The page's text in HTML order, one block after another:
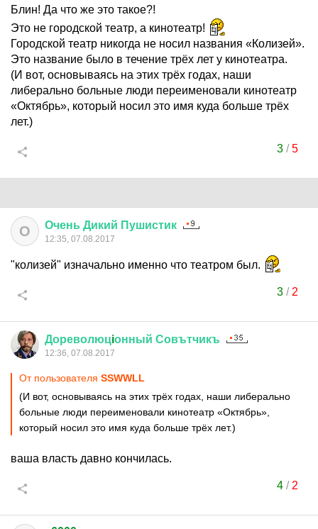
Блин! Да что же это такое?!
Это не городской театр, а кинотеатр!
Городской театр никогда не носил названия «Колизей».
Это название было в течение трёх лет у кинотеатра.
(И вот, основываясь на этих трёх годах, наши
либерально больные люди переименовали кинотеатр
«Октябрь», который носил это имя куда больше трёх
лет.)
3/5
О Очень Дикий Пушистик
12:35, 07.08.2017
"колизей" изначально именно что театром был.
3/ 2
Дореволюцiонный Совътчикъ
12:36, 07.08.2017
От пользователя SSWWLL
(И вот, основываясь на этих трёх годах, наши либерально
больные люди переименовали кинотеатр «Октябрь»,
который носил это имя куда больше трёх лет.)
ваша власть давно кончилась.
4/ 2